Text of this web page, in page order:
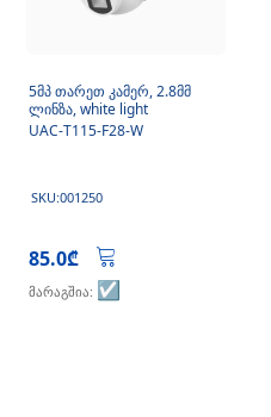
5მპ თარეთ კამერ, 2.8მმ
ლინზა, white light
UAC-T115-F28-W
SKU:001250
85.0₾
მარაგშია: ☑️